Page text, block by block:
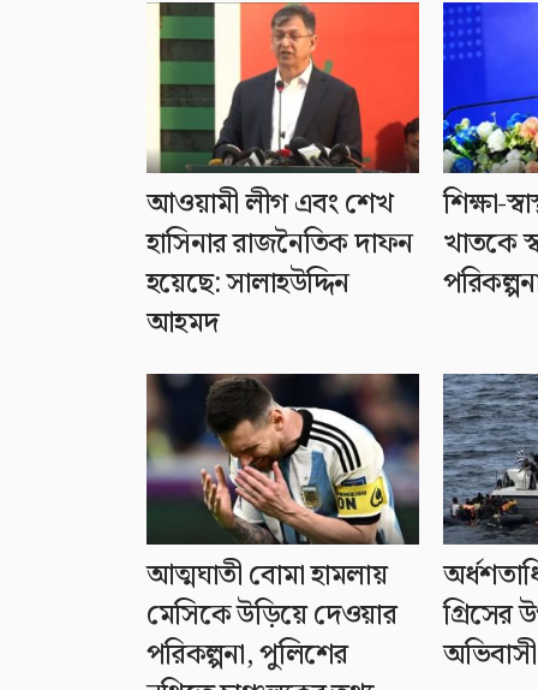
আওয়ামী লীগ এবং শেখ
হাসিনার রাজনৈতিক দাফন
হয়েছে: সালাহউদ্দিন
আহমদ
শিক্ষা-
খাতকে
আত্মঘাতী বোমা হামলায়
মেসিকে উড়িয়ে দেওয়ার
পরিকল্পনা, পুলিশের